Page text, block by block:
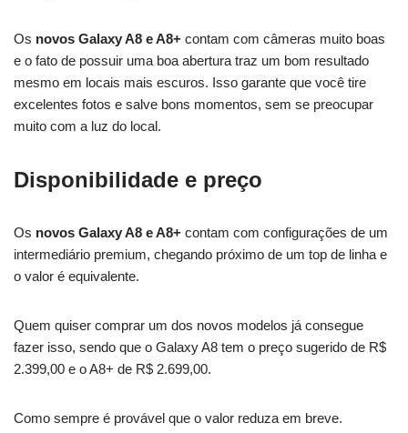
Os novos Galaxy A8 e A8+ contam com câmeras muito boas
e o fato de possuir uma boa abertura traz um bom resultado
mesmo em locais mais escuros. Isso garante que você tire
excelentes fotos e salve bons momentos, sem se preocupar
muito com a luz do local.
Disponibilidade e preço
Os novos Galaxy A8 e A8+ contam com configurações de um
intermediário premium, chegando próximo de um top de linha e
o valor é equivalente.
Quem quiser comprar um dos novos modelos já consegue
fazer isso, sendo que o Galaxy A8 tem o preço sugerido de R$
2.399,00 e o A8+ de R$ 2.699,00.
Como sempre é provável que o valor reduza em breve.